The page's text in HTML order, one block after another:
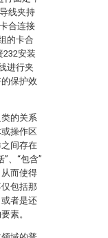
线夹持
合连接
的卡合
232安装
进行夹
保护效
的关系
操作区
间存在
、“包含”
而使得
包括那
者是还
素。